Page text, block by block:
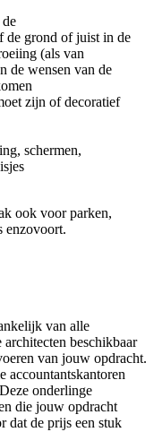
de grond of juist in de
(als van
de wensen van de
zijn of decoratief
schermen,
ook voor parken,
enzovoort.
van alle
beschikbaar
van jouw opdracht.
accountantskantoren
onderlinge
die jouw opdracht
dat de prijs een stuk